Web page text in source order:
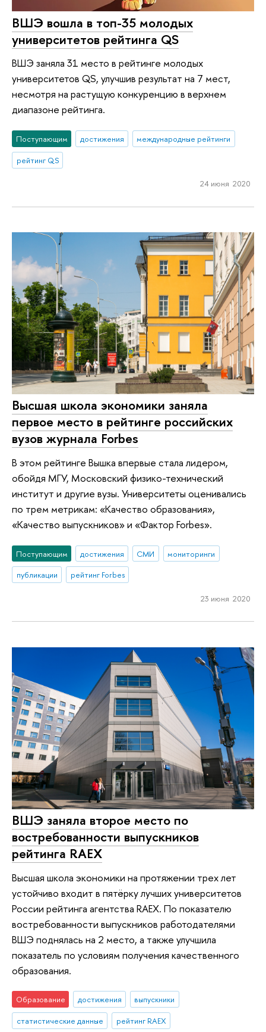
ВШЭ вошла в топ-35 молодых
университетов рейтинга QS
ВШЭ заняла 31 место в рейтинге молодых
университетов QS, улучшив результат на 7 мест,
несмотря на растущую конкуренцию в верхнем
диапазоне рейтинга.
Поступающим достижения
международные рейтинги
рейтинг QS
24 июня 2020
Высшая школа экономики заняла
первое место в рейтинге российских
вузов журнала Forbes
В этом рейтинге Вышка впервые стала лидером,
обойдя МГУ, Московский физико-технический
институт и другие вузы. Университеты оценивались
по трем метрикам: «Качество образования»,
«Качество выпускников» и «Фактор Forbes».
Поступающим достижения СМИ
мониторинги
публикации
рейтинг Forbes
23 июня 2020
ВШЭ заняла второе место по
востребованности выпускников
рейтинга RAEX
Высшая школа экономики на протяжении трех лет
устойчиво входит в пятёрку лучших университетов
России рейтинга агентства RAEX. По показателю
востребованности выпускников работодателями
ВШЭ поднялась на 2 место, а также улучшила
показатель по условиям получения качественного
образования.
Образование достижения
выпускники
статистические данные
рейтинг RAEX